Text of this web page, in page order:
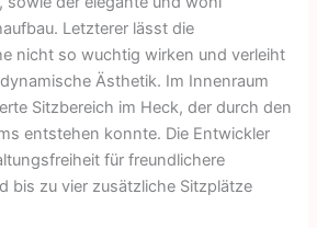
Letzterer lässt die
nicht so wuchtig wirken und verleiht
Ästhetik. Im Innenraum
Sitzbereich im Heck, der durch den
entstehen konnte. Die Entwickler
für freundlichere
bis zu vier zusätzliche Sitzplätze